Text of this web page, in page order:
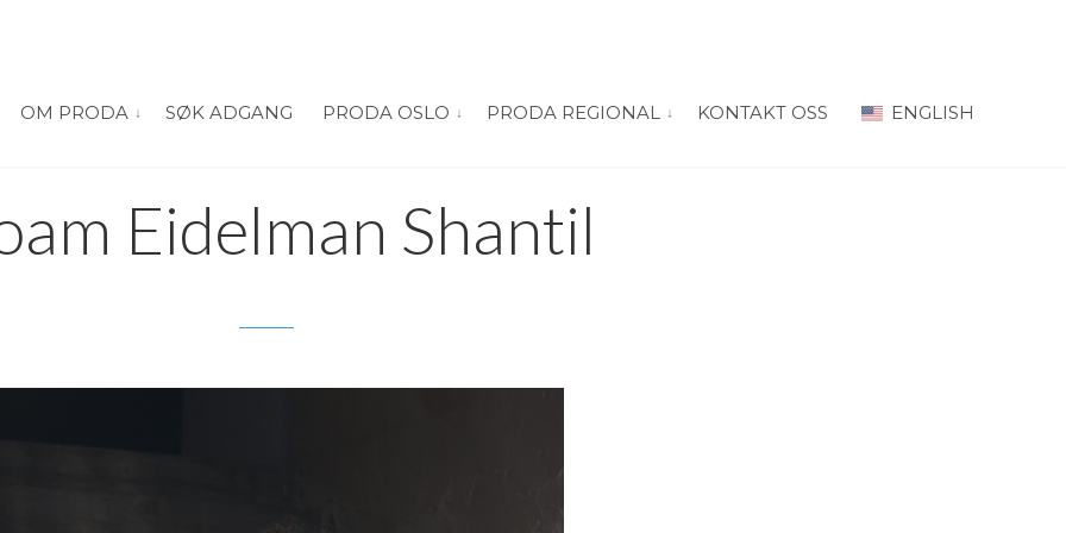
OM PRODA vis submeny for “Om PRODA”
SØK ADGANG PRODA OSLO vis submeny for “PRODA Oslo”
PRODA REGIONAL vis submeny for “PRODA Regional”
KONTAKT OSS ENGLISH
Eidelman Shantil